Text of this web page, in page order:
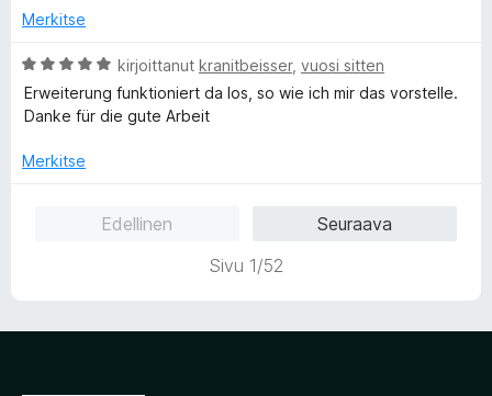
t
3
/
5
i
i
t
u
/
Merkitse
A
r
v
o
kirjoittanut kranitbeisser, vuosi sitten
Erweiterung funktioniert da los, so wie ich mir das vorstelle.
Danke für die gute Arbeit
Merkitse
Edellinen
Seuraava
Sivu 1/52